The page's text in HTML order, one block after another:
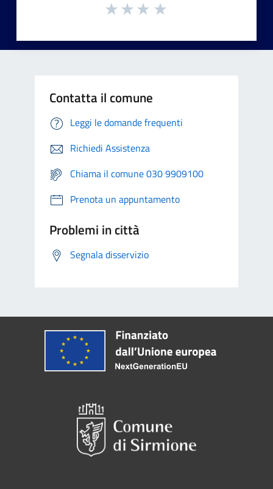
Contatta il comune
Leggi le domande frequenti
Richiedi Assistenza
Chiama il comune 030 9909100
Prenota un appuntamento
Problemi in città
Segnala disservizio